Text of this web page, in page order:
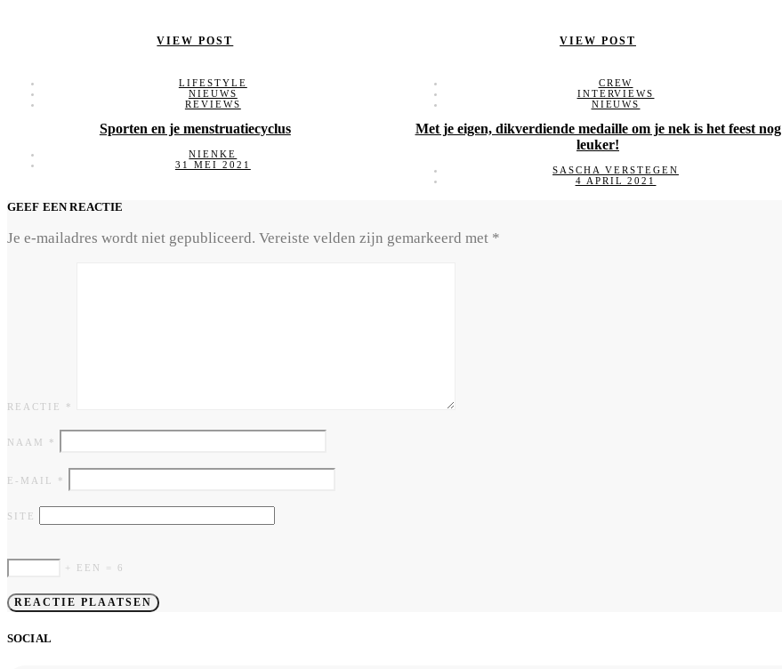
VIEW POST
LIFESTYLE
NIEUWS
REVIEWS
Sporten en je menstruatiecyclus
NIENKE
31 MEI 2021
VIEW POST
CREW
INTERVIEWS
NIEUWS
Met je eigen, dikverdiende medaille om je nek is het feest nog
leuker!
SASCHA VERSTEGEN
4 APRIL 2021
GEEF EEN REACTIE
Je e-mailadres wordt niet gepubliceerd. Vereiste velden zijn gemarkeerd met *
REACTIE *
NAAM *
E-MAIL *
SITE
+ EEN = 6
SOCIAL